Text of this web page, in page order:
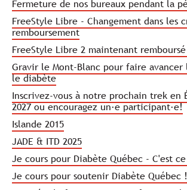
Fermeture de nos bureaux pendant la
FreeStyle Libre - Changement dans les
remboursement
FreeStyle Libre 2 maintenant remboursé
Gravir le Mont-Blanc pour faire avancer
le diabète
Inscrivez-vous à notre prochain trek en
2027 ou encouragez un·e participant·e!
Islande 2015
JADE & ITD 2025
Je cours pour Diabète Québec - C'est
Je cours pour soutenir Diabète Québec !